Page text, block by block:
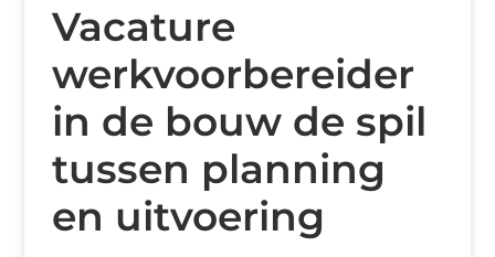
Vacature
werkvoorbereider
in de bouw de spil
tussen planning
en uitvoering